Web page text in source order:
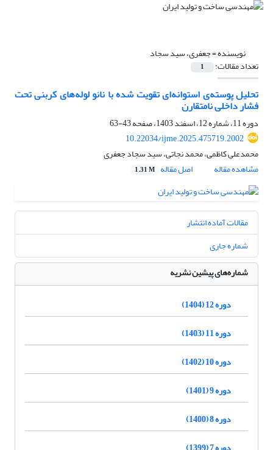
نویسنده =جعفری، سید سجاد
تعداد مقالات: 1
تحلیل پوسته‌ی استوانه‌ای تقویت شده با نانو لوله‌های کربنی تحت
فشار داخلی نامتقارن
دوره 11، شماره 12، اسفند 1403، صفحه
43-63
10.22034/ijme.2025.475719.2002
محمدعلی کاظمی، محمد نجاتی، سید سجاد جعفری
مشاهده مقاله
اصل مقاله 1.31 M
مقالات آماده انتشار
شماره جاری
شماره‌های پیشین نشریه
دوره 12 (1404)
دوره 11 (1403)
دوره 10 (1402)
دوره 9 (1401)
دوره 8 (1400)